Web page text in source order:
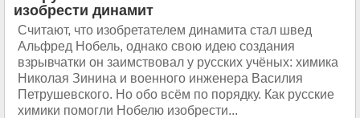
изобрести динамит
Считают, что изобретателем динамита стал швед
Альфред Нобель, однако свою идею создания
взрывчатки он заимствовал у русских учёных: химика
Николая Зинина и военного инженера Василия
Петрушевского. Но обо всём по порядку. Как русские
химики помогли Нобелю изобрести...